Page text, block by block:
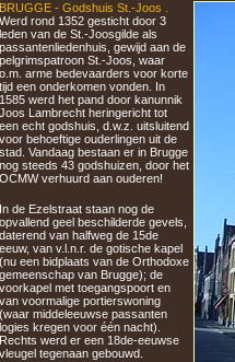
BRUGGE - Godshuis St.-Joos .
Werd rond 1352 gesticht door 3
leden van de St.-Joosgilde als
passantenliedenhuis, gewijd aan de
pelgrimspatroon St.-Joos, waar
o.m. arme bedevaarders voor korte
tijd een onderkomen vonden. In
1585 werd het pand door kanunnik
Joos Lambrecht heringericht tot
een echt godshuis, d.w.z. uitsluitend
voor behoeftige ouderlingen uit de
stad. Vandaag bestaan er in Brugge
nog steeds 43 godshuizen, door het
OCMW verhuurd aan ouderen!
In de Ezelstraat staan nog de
opvallend geel beschilderde gevels,
daterend van halfweg de 15de
eeuw, van v.l.n.r. de gotische kapel
(nu een bidplaats van de Orthodoxe
gemeenschap van Brugge); de
voorkapel met toegangspoort en
van voormalige portierswoning
(waar middeleeuwse passanten
logies kregen voor één nacht).
Rechts werd er een 18de-eeuwse
vleugel tegenaan gebouwd.